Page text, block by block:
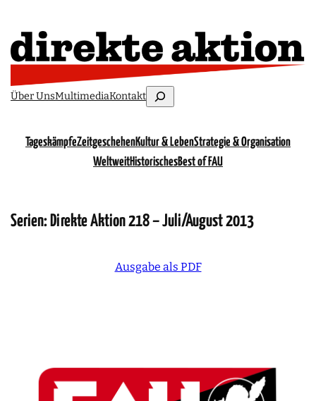
Über UnsMultimediaKontaktSuchen
TageskämpfeZeitgeschehenKultur & LebenStrategie & Organisation
WeltweitHistorischesBest of FAU
Serien: Direkte Aktion 218 – Juli/August 2013
Ausgabe als PDF